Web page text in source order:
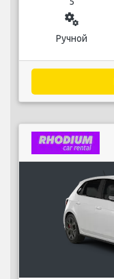
miscellaneous_services
Ручной